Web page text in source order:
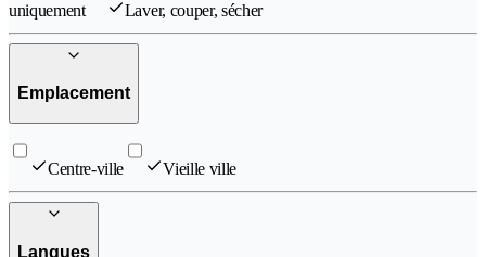
uniquement Laver, couper, sécher
Emplacement
Centre-ville Vieille ville
Langues